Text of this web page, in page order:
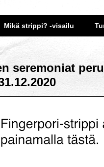
Mikä strippi? -visailu
seremoniat